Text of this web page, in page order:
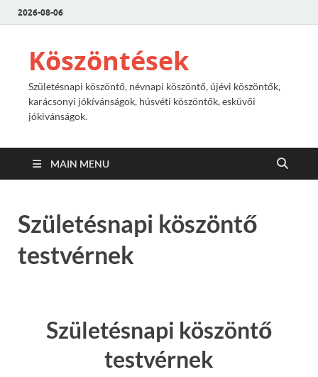
2026-08-06
Köszöntések
Születésnapi köszöntő, névnapi köszöntő, újévi köszöntők,
karácsonyi jókívánságok, húsvéti köszöntők, esküvői
jókivánságok.
MAIN MENU
Születésnapi köszöntő
testvérnek
Születésnapi köszöntő
testvérnek